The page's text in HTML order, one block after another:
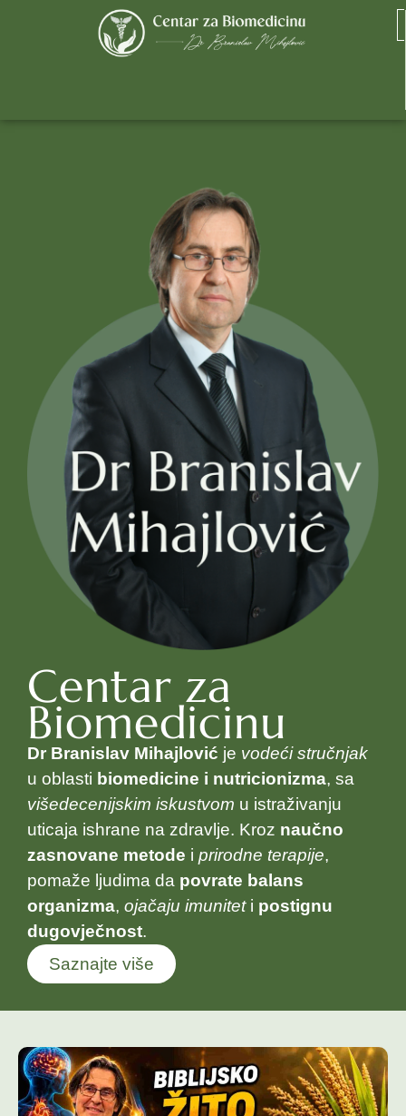
Centar za
Biomedicinu
Dr Branislav Mihajlović je vodeći stručnjak
u oblasti biomedicine i nutricionizma, sa
višedecenijskim iskustvom u istraživanju
uticaja ishrane na zdravlje. Kroz naučno
zasnovane metode i prirodne terapije,
pomaže ljudima da povrate balans
organizma, ojačaju imuniteti postignu
dugovječnost.
Saznajte više